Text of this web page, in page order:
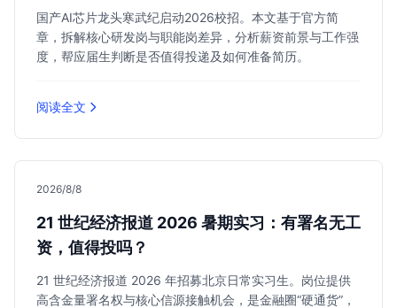
国产AI芯片龙头寒武纪启动2026校招。本文基于官方简
章，拆解核心研发岗与职能岗差异，分析薪资前景与工作强
度，帮应届生判断是否值得投递及如何准备简历。
阅读全文
2026/8/8
21 世纪经济报道 2026 暑期实习：有署名无工
资，值得投吗？
21 世纪经济报道 2026 年招募北京日常实习生。岗位提供
高含金量署名权与核心信源接触机会，是金融圈“硬通货”，